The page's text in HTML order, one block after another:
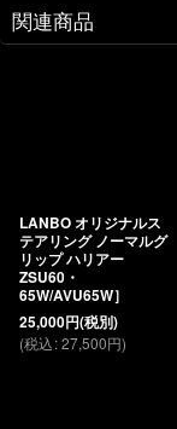
関連商品
LANBO オリジナルス
テアリング ノーマルグ
リップ ハリアー
ZSU60・
65W/AVU65W］
25,000円(税別)
(税込:27,500円)